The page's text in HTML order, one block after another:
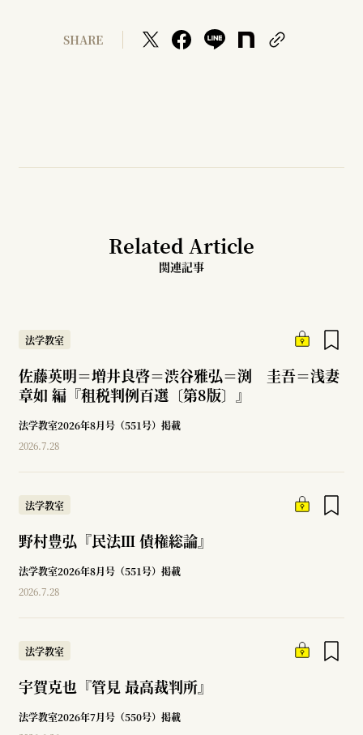
SHARE
Related Article
関連記事
法学教室
佐藤英明＝増井良啓＝渋谷雅弘＝渕 圭吾＝浅妻
章如 編『租税判例百選〔第8版〕』
法学教室2026年8月号（551号）掲載
2026.7.28
法学教室
野村豊弘『民法Ⅲ 債権総論』
法学教室2026年8月号（551号）掲載
2026.7.28
法学教室
宇賀克也『管見 最高裁判所』
法学教室2026年7月号（550号）掲載